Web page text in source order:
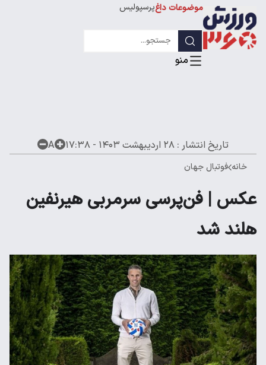
موضوعات داغپرسپولیس
لیگ قهرمانان
تاریخ انتشار : ۲۸ اردیبهشت ۱۴۰۳ - ۱۷:۳۸ A
خانه فوتبال جهان
عکس | فن‌پرسی سرمربی هیرنفین
هلند شد